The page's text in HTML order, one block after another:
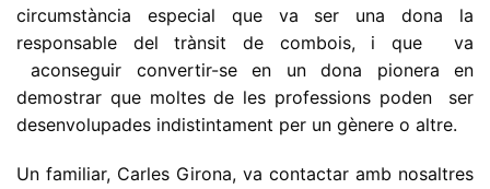
circumstància especial que va ser una dona la
responsable del trànsit de combois, i que va
aconseguir convertir-se en un dona pionera en
demostrar que moltes de les professions poden ser
desenvolupades indistintament per un gènere o altre.
Un familiar, Carles Girona, va contactar amb nosaltres